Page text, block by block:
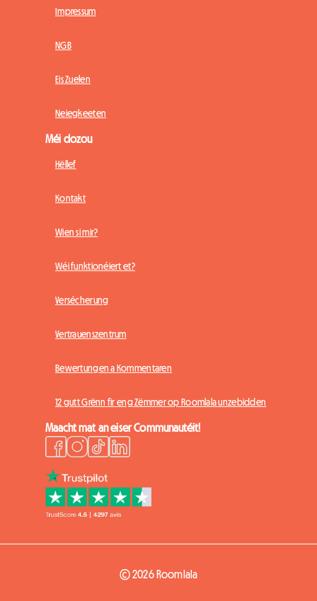
Impressum
NGB
Eis Zuelen
Neiegkeeten
Méi dozou
Hëllef
Kontakt
Wien si mir?
Wéi funktionéiert et?
Versécherung
Vertrauenszentrum
Bewertungen a Kommentaren
12 gutt Grënn fir eng Zëmmer op Roomlala unzebidden
Maacht mat an eiser Communautéit!
© 2026 Roomlala